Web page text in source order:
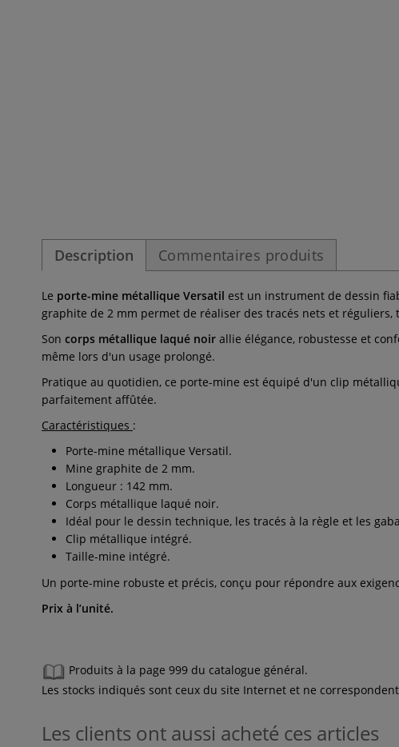
Description Commentaires produits
Le porte-mine métallique Versatil est un instrument de dessin
graphite de 2 mm permet de réaliser des tracés nets et
Son corps métallique laqué noir allie élégance, robustesse et
même lors d'un usage prolongé.
Pratique au quotidien, ce porte-mine est équipé d'un clip
parfaitement affûtée.
Caractéristiques :
Porte-mine métallique Versatil.
Mine graphite de 2 mm.
Longueur : 142 mm.
Corps métallique laqué noir.
Idéal pour le dessin technique, les tracés à la règle et les
Clip métallique intégré.
Taille-mine intégré.
Un porte-mine robuste et précis, conçu pour répondre aux
Prix à l’unité.
Produits à la page 999 du catalogue général.
Les stocks indiqués sont ceux du site Internet et ne
Les clients ont aussi acheté ces articles